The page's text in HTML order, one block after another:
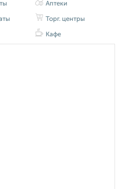
Аптеки
Торг. центры
Кафе